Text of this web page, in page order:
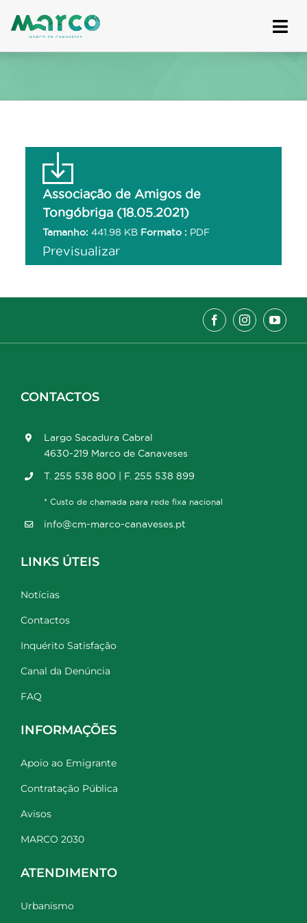
to
Associação de Amigos de
Tongóbriga (18.05.2021)
Tamanho: 441.98 KB Formato : PDF
Previsualizar
CONTACTOS
Largo Sacadura Cabral
4630-219 Marco de Canaveses
T. 255 538 800 | F. 255 538 899
* Custo de chamada para rede fixa nacional
info@cm-marco-canaveses.pt
LINKS ÚTEIS
Notícias
Contactos
Inquérito Satisfação
Canal da Denúncia
FAQ
INFORMAÇÕES
Apoio ao Emigrante
Contratação Pública
Avisos
MARCO 2030
ATENDIMENTO
Urbanismo